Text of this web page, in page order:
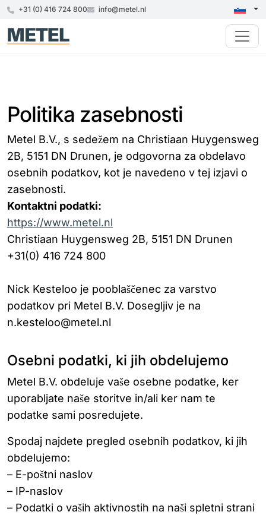
+31 (0) 416 724 800 info@metel.nl
Politika zasebnosti
Metel B.V., s sedežem na Christiaan Huygensweg
2B, 5151 DN Drunen, je odgovorna za obdelavo
osebnih podatkov, kot je navedeno v tej izjavi o
zasebnosti.
Kontaktni podatki:
https://www.metel.nl
Christiaan Huygensweg 2B, 5151 DN Drunen
+31(0) 416 724 800
Nick Kesteloo je pooblaščenec za varstvo
podatkov pri Metel B.V. Dosegljiv je na
n.kesteloo@metel.nl
Osebni podatki, ki jih obdelujemo
Metel B.V. obdeluje vaše osebne podatke, ker
uporabljate naše storitve in/ali ker nam te
podatke sami posredujete.
Spodaj najdete pregled osebnih podatkov, ki jih
obdelujemo:
– E-poštni naslov
– IP-naslov
– Podatki o vaših aktivnostih na naši spletni strani